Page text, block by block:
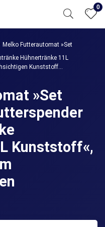
0
Melko Futterautomat »Set
Hühnertränke 11L
Kunststoff…
»Set
Kunststoff«,